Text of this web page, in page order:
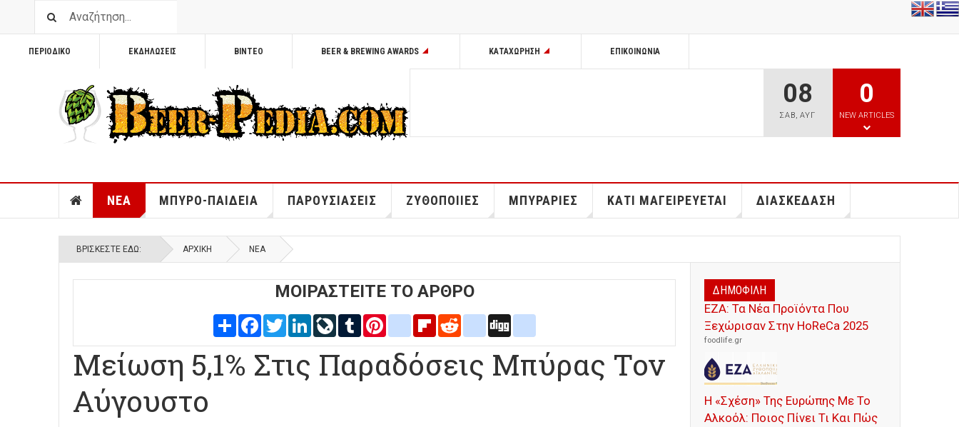
ΠΕΡΙΟΔΙΚΟ ΕΚΔΗΛΩΣΕΙΣ ΒΙΝΤΕΟ BEER & BREWING AWARDS ΚΑΤΑΧΩΡΗΣΗ ΕΠΙΚΟΙΝΩΝΊΑ
08
ΣΑΒ,ΑΥΓ
0
NEW ARTICLES
ΝΕΑ ΜΠΥΡΟ-ΠΑΙΔΕΙΑ ΠΑΡΟΥΣΙΑΣΕΙΣ ΖΥΘΟΠΟΙΙΕΣ ΜΠΥΡΑΡΙΕΣ ΚΑΤΙ ΜΑΓΕΙΡΕΥΕΤΑΙ ΔΙΑΣΚΕΔΑΣΗ
ΒΡΊΣΚΕΣΤΕ ΕΔΏ: ΑΡΧΙΚΉ ΝΕΑ
ΜΟΙΡΑΣΤΕΙΤΕ ΤΟ ΑΡΘΡΟ
Share FacebookTwitterLinkedInLiveJournal
Tumblr Pinterestblogger_post
FlipboardRedditdelicious
Μείωση 5,1% Στις Παραδόσεις Μπύρας Τον
Αύγουστο
ΔΗΜΟΦΙΛΗ
ΕΖΑ: Τα Νέα Προϊόντα Που
Ξεχώρισαν Στην HoReCa 2025
foodlife.gr
Η «Σχέση» Της Ευρώπης Με Το
Αλκοόλ: Ποιος Πίνει Τι Και Πώς